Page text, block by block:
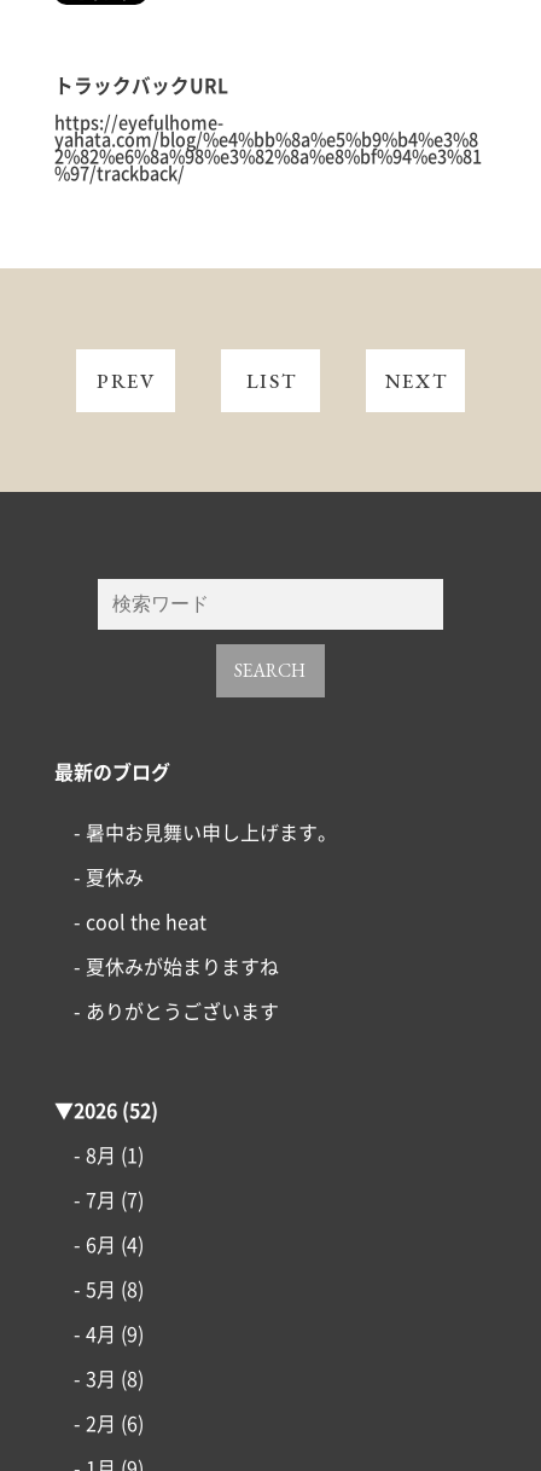
コンセプト
トラックバックURL
https://eyefulhome-
yahata.com/blog/%e4%bb%8a%e5%b9%b4%e3%8
2%82%e6%8a%98%e3%82%8a%e8%bf%94%e3%81
%97/trackback/
SEARCH
最新のブログ
- 暑中お見舞い申し上げます。
- 夏休み
- cool the heat
- 夏休みが始まりますね
- ありがとうございます
▼2026(52)
- 8月 (1)
- 7月 (7)
- 6月 (4)
- 5月 (8)
- 4月 (9)
- 3月 (8)
- 2月 (6)
PREV LIST NEXT